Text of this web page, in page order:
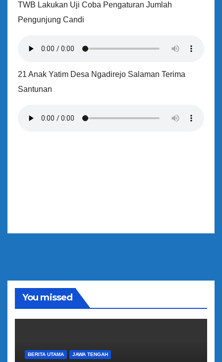
TWB Lakukan Uji Coba Pengaturan Jumlah
Pengunjung Candi
21 Anak Yatim Desa Ngadirejo Salaman Terima
Santunan
You missed
BERITA UTAMA JAWA TENGAH